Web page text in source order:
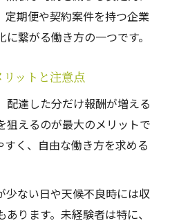
定期便や契約案件を持つ企業
繋がる働き方の一つです。
ットと注意点
配達した分だけ報酬が増える
狙えるのが最大のメリットで
く、自由な働き方を求める
少ない日や天候不良時には収
ります。未経験者は特に、